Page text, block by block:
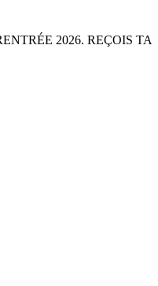
2026. REÇOIS TA